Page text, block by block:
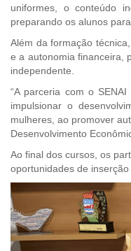
uniformes, o conteúdo
preparando os alunos
Além da formação
e a autonomia financeira,
independente.
“A parceria com o
impulsionar o
mulheres, ao promover
Desenvolvimento
Ao final dos cursos, os
oportunidades de